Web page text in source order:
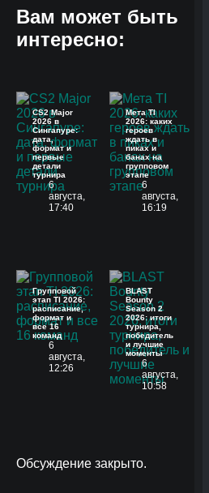
Вам может быть
интересно:
CS2 Major
2026 в
Сингапуре:
дата,
формат и
первые
детали
турнира
6
августа,
17:40
Мета TI
2026: каких
героев
ждать в
пиках и
банах на
групповом
этапе
6
августа,
16:19
Групповой
этап TI 2026:
расписание,
формат и
все 16
команд
6
августа,
12:26
BLAST
Bounty
Season 2
2026: итоги
турнира,
победитель
и лучшие
моменты
6
августа,
10:58
Обсуждение закрыто.